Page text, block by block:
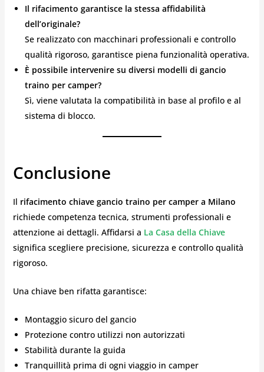
Il rifacimento garantisce la stessa affidabilità
dell’originale?
Se realizzato con macchinari professionali e controllo
qualità rigoroso, garantisce piena funzionalità operativa.
È possibile intervenire su diversi modelli di gancio
traino per camper?
Sì, viene valutata la compatibilità in base al profilo e al
sistema di blocco.
Conclusione
Il rifacimento chiave gancio traino per camper a Milano
richiede competenza tecnica, strumenti professionali e
attenzione ai dettagli. Affidarsi a La Casa della Chiave
significa scegliere precisione, sicurezza e controllo qualità
rigoroso.
Una chiave ben rifatta garantisce:
Montaggio sicuro del gancio
Protezione contro utilizzi non autorizzati
Stabilità durante la guida
Tranquillità prima di ogni viaggio in camper